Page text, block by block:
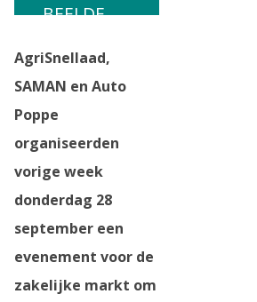
BEELDE
N
AgriSnellaad,
SAMAN en Auto
Poppe
organiseerden
vorige week
donderdag 28
september een
evenement voor de
zakelijke markt om